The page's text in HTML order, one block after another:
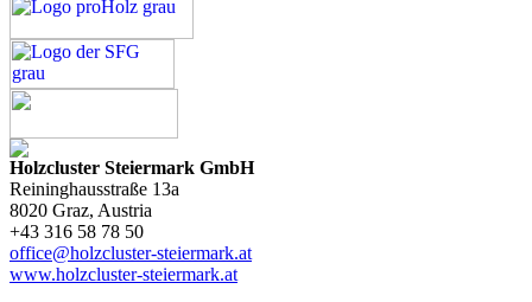
Holzcluster Steiermark GmbH
Reininghausstraße 13a
8020 Graz, Austria
+43 316 58 78 50
office@holzcluster-steiermark.at
www.holzcluster-steiermark.at